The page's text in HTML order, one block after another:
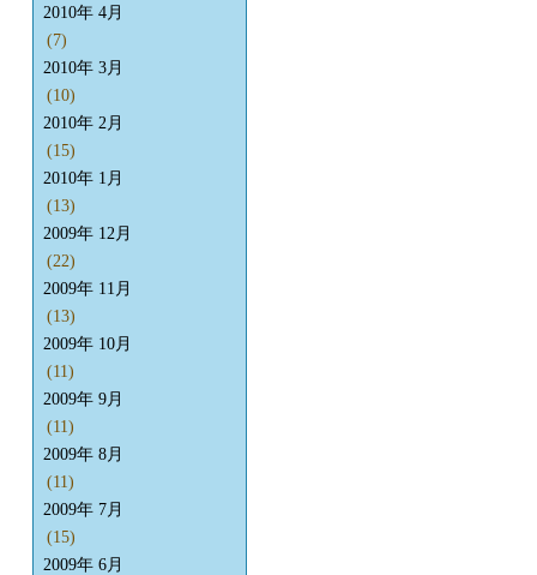
2010年 4月
(7)
2010年 3月
(10)
2010年 2月
(15)
2010年 1月
(13)
2009年 12月
(22)
2009年 11月
(13)
2009年 10月
(11)
2009年 9月
(11)
2009年 8月
(11)
2009年 7月
(15)
2009年 6月